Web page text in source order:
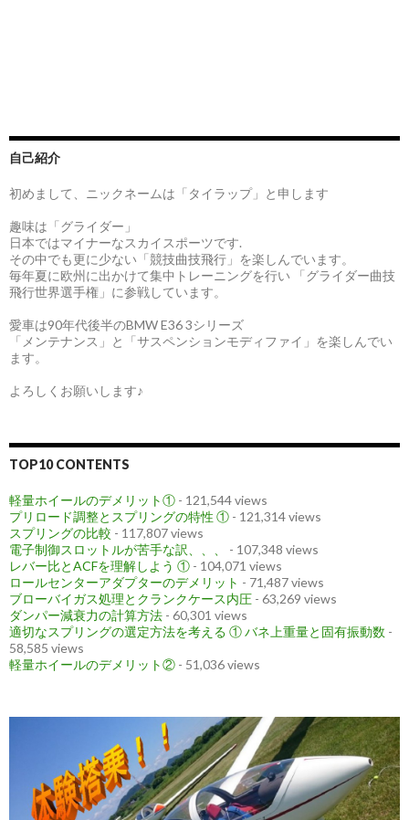
自己紹介
初めまして、ニックネームは「タイラップ」と申します
趣味は「グライダー」
日本ではマイナーなスカイスポーツです.
その中でも更に少ない「競技曲技飛行」を楽しんでいます。
毎年夏に欧州に出かけて集中トレーニングを行い 「グライダー曲技
飛行世界選手権」に参戦しています。
愛車は90年代後半のBMW E36 3シリーズ
「メンテナンス」と「サスペンションモディファイ」を楽しんでい
ます。
よろしくお願いします♪
TOP10 CONTENTS
軽量ホイールのデメリット① - 121,544 views
プリロード調整とスプリングの特性 ① - 121,314 views
スプリングの比較 - 117,807 views
電子制御スロットルが苦手な訳、、、
- 107,348 views
レバー比とACFを理解しよう ① - 104,071 views
ロールセンターアダプターのデメリット - 71,487 views
ブローバイガス処理とクランクケース内圧 - 63,269 views
ダンパー減衰力の計算方法 - 60,301 views
適切なスプリングの選定方法を考える ① バネ上重量と固有振動数 -
58,585 views
軽量ホイールのデメリット② - 51,036 views